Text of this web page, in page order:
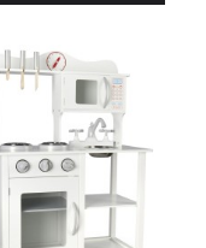
SZYBKI PODGLĄD